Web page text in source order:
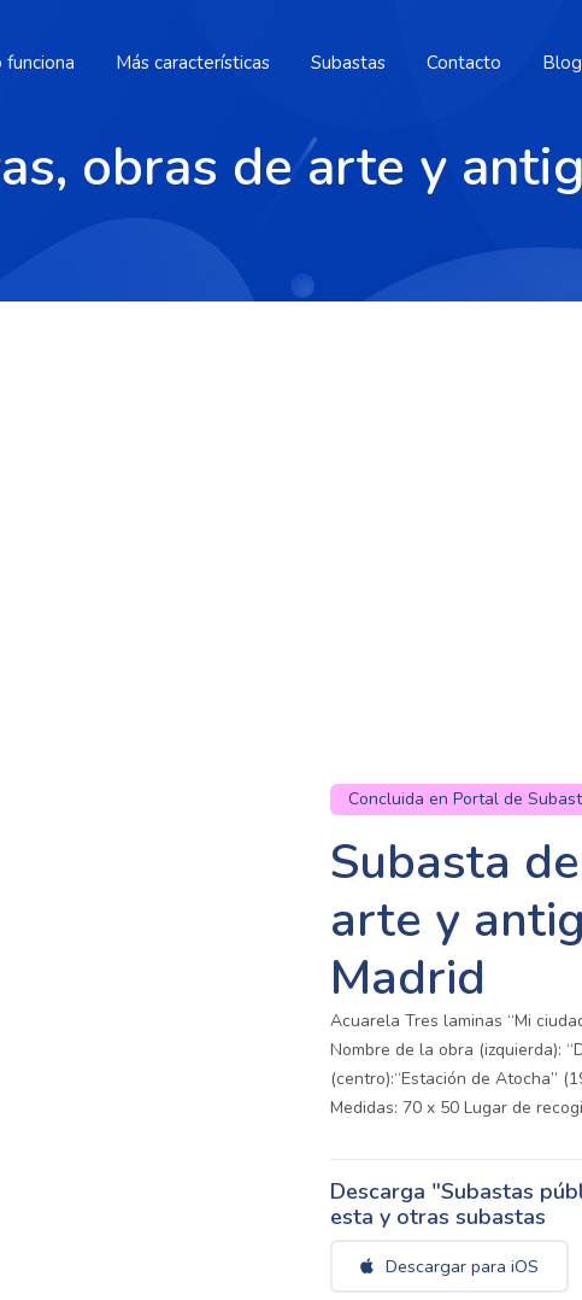
funciona Más características Subastas Contacto Blog
obras de arte y
Concluida en Portal de
Subasta
arte y
Madrid
Acuarela Tres laminas “Mi
Nombre de la obra (izquierda):
(centro):“Estación de Atocha”
Medidas: 70 x 50 Lugar de
Descarga "Subastas
esta y otras subastas
Descargar para iOS